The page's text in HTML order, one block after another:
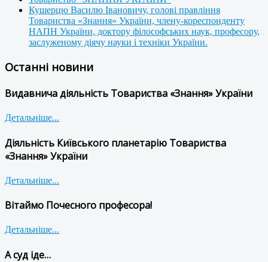
Кушерцю Василю Івановичу, голові правління
Товариства «Знання» України, члену-кореспонденту
НАПН України, доктору філософських наук, професору,
заслуженому діячу науки і техніки України.
Останні новини
Видавнича діяльність Товариства «Знання» України
Детальніше...
Діяльність Київського планетарію Товариства
«Знання» України
Детальніше...
Вітаймо Почесного професора!
Детальніше...
А суд іде…